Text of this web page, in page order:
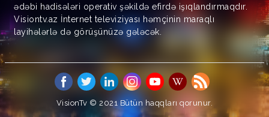
ədəbi hadisələri operativ şəkildə efirdə işıqlandırmaqdır.
Visiontv.az İnternet televiziyası həmçinin maraqlı
layihələrlə də görüşünüzə gələcək.
VisionTv © 2021Bütün haqqları qorunur.